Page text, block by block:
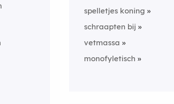
spelletjes koning
schraapten bij
vetmassa
monofyletisch